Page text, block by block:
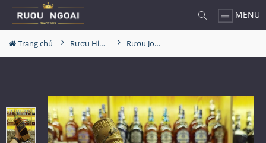
MENU
Trang chủ Rượu Hiếm - Cũ Rượu Johnnie Walker Oldest Hiếm Nhất